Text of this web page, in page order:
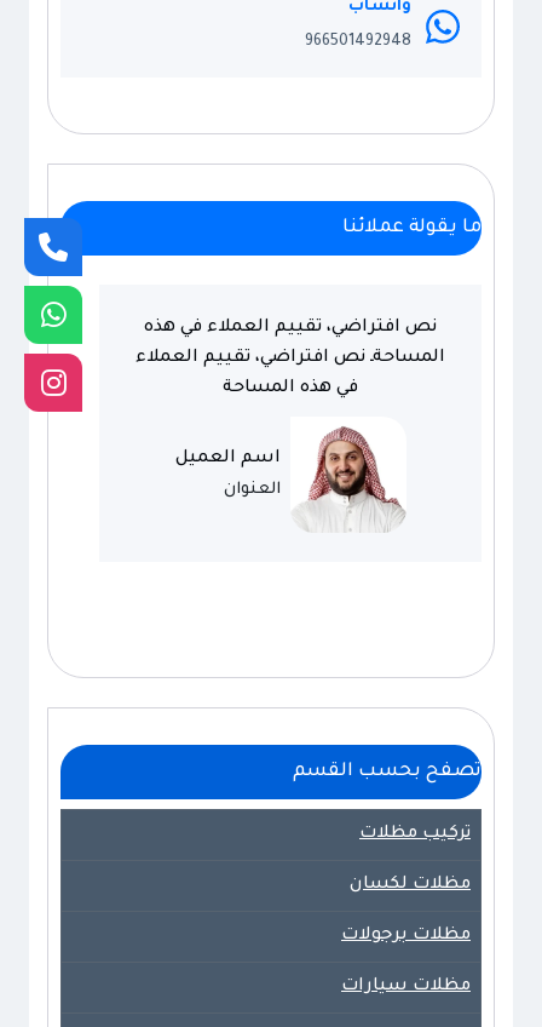
واتساب
966501492948
ما يقولة عملائنا
نص افتراضي، تقييم العملاء في هذه
المساحةـ نص افتراضي، تقييم العملاء
في هذه المساحة
اسم العميل
العنوان
تصفح بحسب القسم
تركيب مظلات
مظلات لكسان
مظلات برجولات
مظلات سيارات